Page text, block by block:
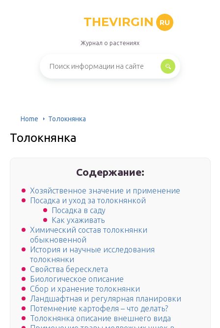
THEVIRGIN RU
Журнал о растениях
Home Толокнянка
Толокнянка
Содержание:
Хозяйственное значение и применение
Посадка и уход за толокнянкой
Посадка в саду
Как ухаживать
Химический состав толокнянки
обыкновенной
История и научные исследования
толокнянки
Свойства бересклета
Биологическое описание
Сбор и хранение толокнянки
Ландшафтная и регулярная планировки
Потемнение картофеля – что делать?
Толокнянка описание внешнего вида